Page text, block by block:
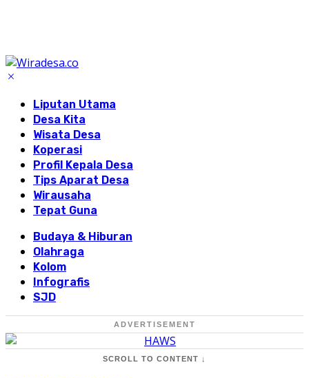
Liputan Utama
Desa Kita
Wisata Desa
Koperasi
Profil Kepala Desa
Tips Aparat Desa
Wirausaha
Tepat Guna
Budaya & Hiburan
Olahraga
Kolom
Infografis
SJD
ADVERTISEMENT
SCROLL TO CONTENT ↓